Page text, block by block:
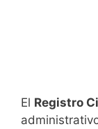
El Registro